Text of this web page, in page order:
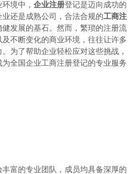
境中， 企业注册登记是迈向成功的
还是成熟公司，合法合规的工商注
发展的基石。然而，繁琐的注册流
不断变化的商业环境，往往让许多
为了帮助企业轻松应对这些挑战，
全国企业工商注册登记的专业服务
富的专业团队，成员均具备深厚的